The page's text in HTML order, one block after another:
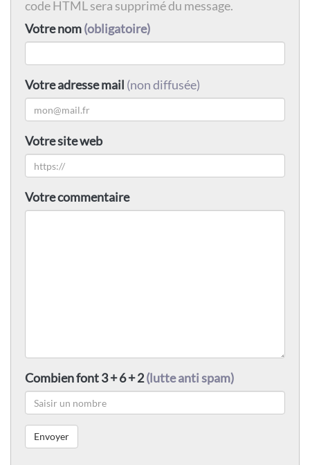
code HTML sera supprimé du message.
Votre nom(obligatoire)
Votre adresse mail (non diffusée)
Votre site web
Votre commentaire
Combien font 3 + 6 + 2(lutte anti spam)